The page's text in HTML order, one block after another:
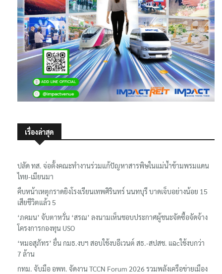
เรื่องล่าสุด
ปลัด ทส. จ่อตั้งคณะทำงานร่วมแก้ปัญหาสารพิษในแม่น้ำข้ามพรมแดน
ไทย-เมียนมา
คืบหน้าเหตุกราดยิงโรงเรียนเทพศิรินทร์ นนทบุรี บาดเจ็บอย่างน้อย 15
เสียชีวิตแล้ว 5
‘ภคมน’ จับตาหวั่น ‘สรณ’ ลงนามเห็นชอบประกาศผู้ชนะจัดซื้อจัดจ้าง
โครงการกองทุน USO
‘หมอสุภัทร’ ยื่น กมธ.งบฯ สอบใช้งบอีเวนต์ สธ.-สปสช. แฉcใช้งบกว่า
7 ล้าน
กทม. จับมือ อพท. จัดงาน TCCN Forum 2026 รวมพลังเครือข่ายเมือง